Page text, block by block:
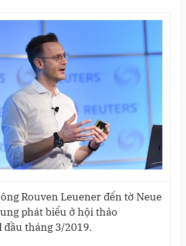
Rouven Leuener đến tờ Neue
phát biểu ở hội thảo
đầu tháng 3/2019.